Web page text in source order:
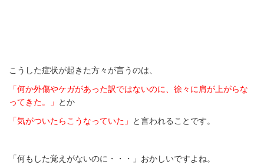
こうした症状が起きた方々が言うのは、
「何か外傷やケガがあった訳ではないのに、徐々に肩が上がらな
ってきた。」
とか
「気がついたらこうなっていた」
と言われることです。
「何もした覚えがないのに・・・」おかしいですよね。